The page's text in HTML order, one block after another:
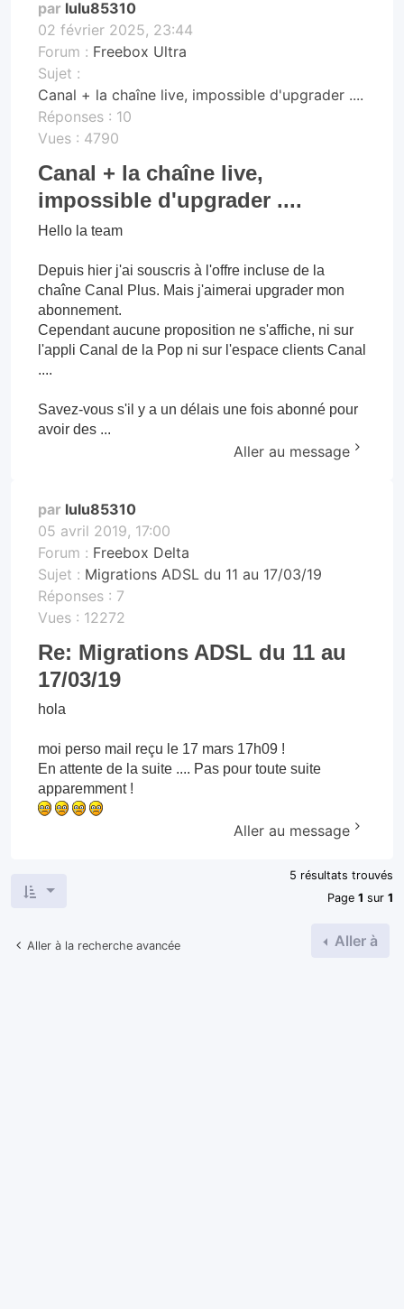
par lulu85310
02 février 2025, 23:44
Forum : Freebox Ultra
Sujet :
Canal + la chaîne live, impossible d'upgrader ....
Réponses : 10
Vues : 4790
Canal + la chaîne live,
impossible d'upgrader ....
Hello la team
Depuis hier j'ai souscris à l'offre incluse de la
chaîne Canal Plus. Mais j'aimerai upgrader mon
abonnement.
Cependant aucune proposition ne s'affiche, ni sur
l'appli Canal de la Pop ni sur l'espace clients Canal
....
Savez-vous s'il y a un délais une fois abonné pour
avoir des ...
Aller au message
par lulu85310
05 avril 2019, 17:00
Forum : Freebox Delta
Sujet : Migrations ADSL du 11 au 17/03/19
Réponses : 7
Vues : 12272
Re: Migrations ADSL du 11 au
17/03/19
hola
moi perso mail reçu le 17 mars 17h09 !
En attente de la suite .... Pas pour toute suite
apparemment !
Aller au message
5 résultats trouvés
Page 1 sur 1
Aller à la recherche avancée Aller à